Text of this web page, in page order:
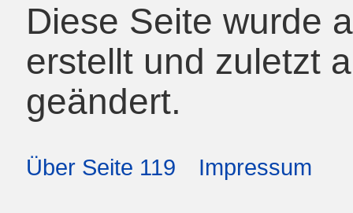
Diese Seite wurde
erstellt und zuletzt
geändert.
Über Seite 119 Impressum